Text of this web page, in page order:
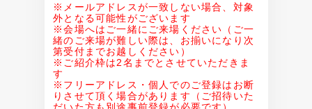
※メールアドレスが一致しない場合、対象
外となる可能性がございます
※会場へはご一緒にご来場ください（ご一
緒のご来場が難しい際は、お揃いになり次
第受付までお越しください）
※ご紹介枠は2名までとさせていただきま
す
※フリーアドレス・個人でのご登録はお断
りさせて頂く場合があります（ご招待いた